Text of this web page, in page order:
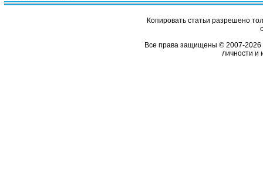
Копировать статьи разрешено
Все права защищены © 2007-2026
личности и